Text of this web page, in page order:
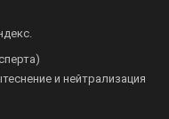
и нейтрализация